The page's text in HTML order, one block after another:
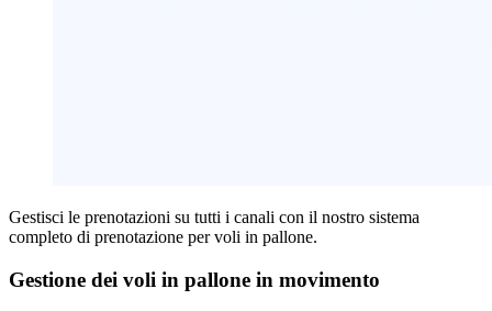
Gestisci le prenotazioni su tutti i canali con il nostro sistema
completo di prenotazione per voli in pallone.
Gestione dei voli in pallone in movimento